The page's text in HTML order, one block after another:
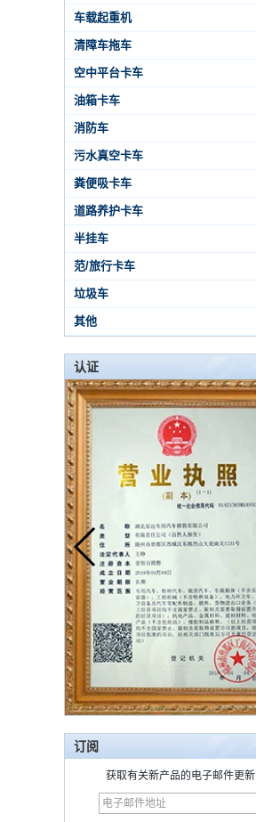
车载起重机
清障车拖车
空中平台卡车
油箱卡车
消防车
污水真空卡车
粪便吸卡车
道路养护卡车
半挂车
范/旅行卡车
垃圾车
其他
认证
订阅
获取有关新产品的电子邮件更新